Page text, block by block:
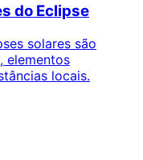
do Eclipse
solares são
elementos
locais.